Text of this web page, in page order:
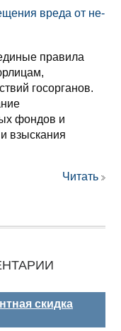
вре­да от не­
правила
госорганов.
фондов и
взыскания
Читать
скидка